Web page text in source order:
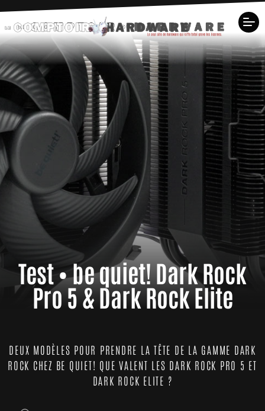
Test • be quiet! Dark Rock
Pro 5 & Dark Rock Elite
DEUX MODÈLES POUR PRENDRE LA TÊTE DE LA GAMME DARK
ROCK CHEZ BE QUIET! QUE VALENT LES DARK ROCK PRO 5 ET
DARK ROCK ELITE ?